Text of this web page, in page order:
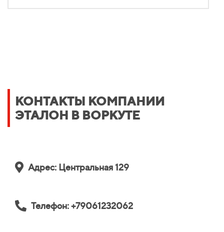
КОНТАКТЫ КОМПАНИИ
ЭТАЛОН В ВОРКУТЕ
Адрес: Центральная 129
Телефон: +79061232062